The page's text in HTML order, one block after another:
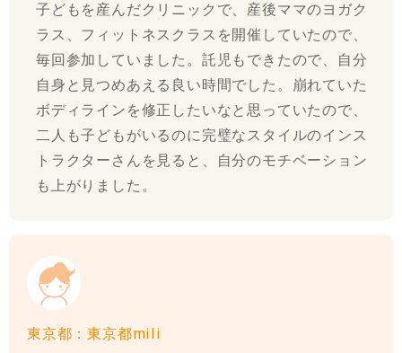
子どもを産んだクリニックで、産後ママのヨガク
ラス、フィットネスクラスを開催していたので、
毎回参加していました。託児もできたので、自分
自身と見つめあえる良い時間でした。崩れていた
ボディラインを修正したいなと思っていたので、
二人も子どもがいるのに完璧なスタイルのインス
トラクターさんを見ると、自分のモチベーション
も上がりました。
東京都：東京都mili